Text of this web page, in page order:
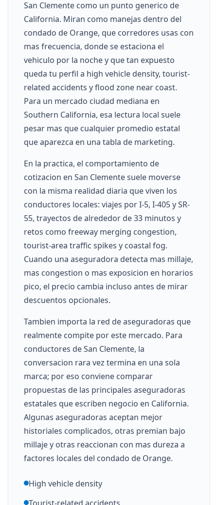
San Clemente como un punto generico de
California. Miran como manejas dentro del
condado de Orange, que corredores usas con
mas frecuencia, donde se estaciona el
vehiculo por la noche y que tan expuesto
queda tu perfil a high vehicle density, tourist-
related accidents y flood zone near coast.
Para un mercado ciudad mediana en
Southern California, esa lectura local suele
pesar mas que cualquier promedio estatal
que aparezca en una tabla de marketing.
En la practica, el comportamiento de
cotizacion en San Clemente suele moverse
con la misma realidad diaria que viven los
conductores locales: viajes por I-5, I-405 y SR-
55, trayectos de alrededor de 33 minutos y
retos como freeway merging congestion,
tourist-area traffic spikes y coastal fog.
Cuando una aseguradora detecta mas millaje,
mas congestion o mas exposicion en horarios
pico, el precio cambia incluso antes de mirar
descuentos opcionales.
Tambien importa la red de aseguradoras que
realmente compite por este mercado. Para
conductores de San Clemente, la
conversacion rara vez termina en una sola
marca; por eso conviene comparar
propuestas de las principales aseguradoras
estatales que escriben negocio en California.
Algunas aseguradoras aceptan mejor
historiales complicados, otras premian bajo
millaje y otras reaccionan con mas dureza a
factores locales del condado de Orange.
High vehicle density